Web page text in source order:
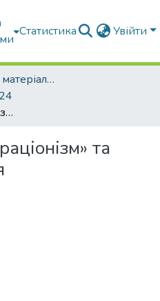
Статистика Увійти
Конференції та матеріали конференцій
Поняття «колабораціонізм» та його походження
та